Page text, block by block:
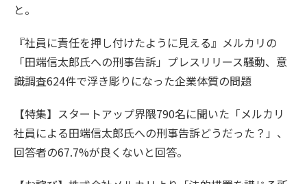
と。
『社員に責任を押し付けたように見える』メルカリの
「田端信太郎氏への刑事告訴」プレスリリース騒動、意
識調査624件で浮き彫りになった企業体質の問題
【特集】スタートアップ界隈790名に聞いた「メルカリ
社員による田端信太郎氏への刑事告訴どうだった？」、
回答者の67.7%が良くないと回答。